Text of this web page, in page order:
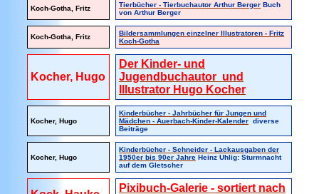
Koch-Gotha, Fritz Tierbücher - Tierbuchautor Arthur Berger Buch
von Arthur Berger
Koch-Gotha, Fritz
Bildersammlungen einzelner Illustratoren - Fritz
Koch-Gotha
Kocher, Hugo
Der Kinder- und
Jugendbuchautor und
Illustrator Hugo Kocher
Kocher, Hugo
Kinderbücher - Jahrbücher für Jungen und
Mädchen - Auerbach-Kinder-Kalender diverse
Beiträge
Kocher, Hugo
Kinderbücher - Schneider - Lackausgaben der
1950er bis 90er Jahre Heinz Uhlig: Sturmnacht
auf dem Gletscher
Pixibuch-Galerie - sortiert nach